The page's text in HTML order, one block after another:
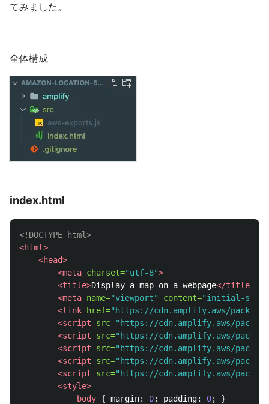
てみました。
全体構成
index.html
<!DOCTYPE html>
<html>
<head>
<meta charset="utf-8">
<title>Display a map on a webpage</title>
<meta name="viewport" content="initial-
<link
href="https://cdn.amplify.aws/
<script src="https://cdn.amplify.aws/
<script src="https://cdn.amplify.aws/
<script src="https://cdn.amplify.aws/
<script src="https://cdn.amplify.aws/
<script src="https://cdn.amplify.aws/
<style>
body { margin: 0; padding: 0;
}